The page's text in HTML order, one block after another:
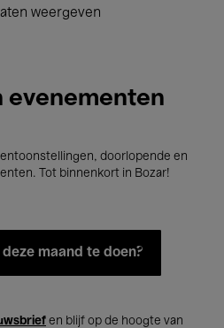
weergeven
evenementen
doorlopende en
Tot binnenkort in Bozar!
deze maand te doen?
en blijf op de hoogte van